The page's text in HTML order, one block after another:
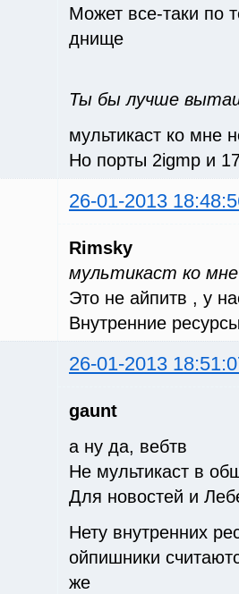
Может все-таки по
днище
Ты бы лучше
мультикаст ко мне
Но порты 2igmp и
26-01-2013
Rimsky
мультикаст ко
Это не айпитв , у
Внутренние
26-01-2013
gaunt
а ну да, вебтв
Не мультикаст в
Для новостей и
Нету внутренних
ойпишники
же